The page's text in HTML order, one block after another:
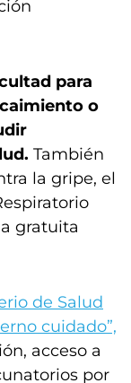
para
o
También
la gripe, el
gratuita
de Salud
cuidado”,
acceso a
por